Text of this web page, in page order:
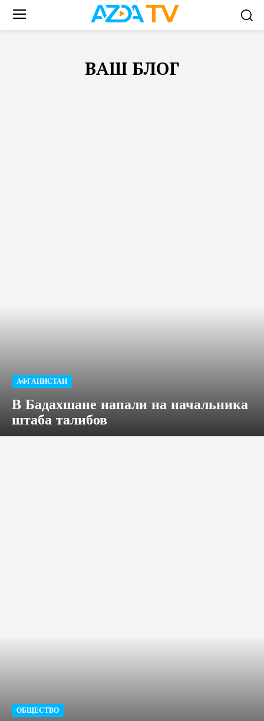
ВАШ БЛОГ
АФГАНИСТАН
В Бадахшане напали на начальника
штаба талибов
ОБЩЕСТВО